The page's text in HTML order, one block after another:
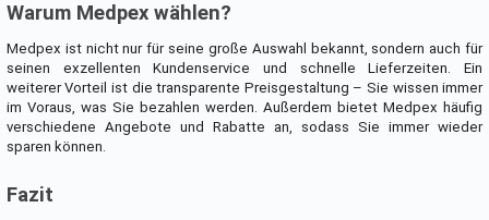
Warum Medpex wählen?
Medpex ist nicht nur für seine große Auswahl bekannt, sondern auch für
seinen exzellenten Kundenservice und schnelle Lieferzeiten. Ein
weiterer Vorteil ist die transparente Preisgestaltung – Sie wissen immer
im Voraus, was Sie bezahlen werden. Außerdem bietet Medpex häufig
verschiedene Angebote und Rabatte an, sodass Sie immer wieder
sparen können.
Fazit